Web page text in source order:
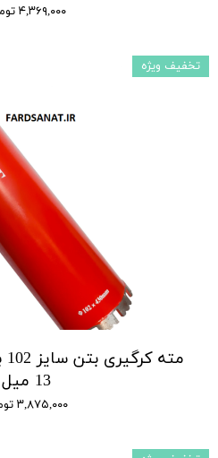
۴,۳۶۹,۰۰۰ تومان
13 میل
۳,۸۷۵,۰۰۰ تومان
تخفیف ویژه